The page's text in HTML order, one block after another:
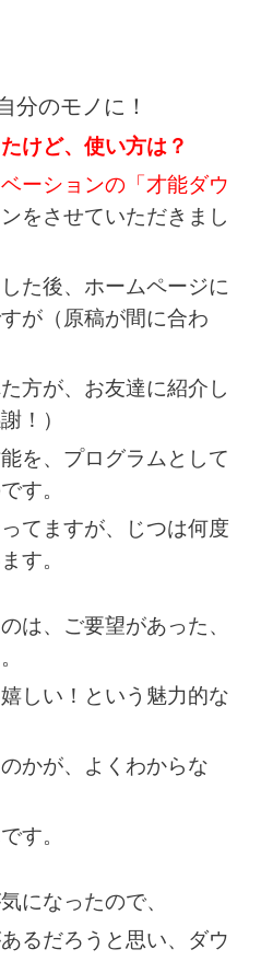
分のモノに！
けど、使い方は？
ーションの 「才能ダウ
をさせていただきまし
た後、ホームページに
が（原稿が間に合わ
方が、お友達に紹介し
！）
を、プログラムとして
す。
てますが、じつは何度
す。
は、ご要望があった、
しい！という魅力的な
かが、よくわからな
す。
になったので、
るだろうと思い、ダウ